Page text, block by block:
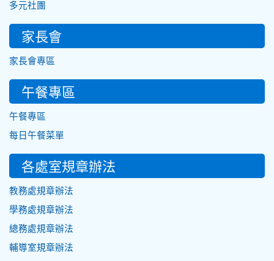
多元社團
家長會
家長會專區
午餐專區
午餐專區
每日午餐菜單
各處室規章辦法
教務處規章辦法
學務處規章辦法
總務處規章辦法
輔導室規章辦法